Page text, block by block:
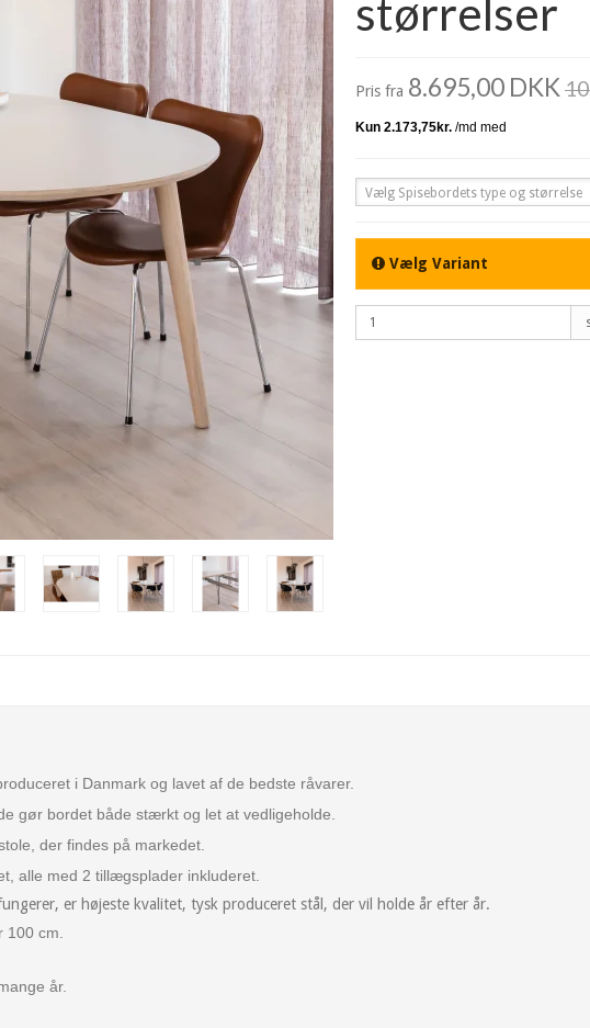
størrelser
Pris fra 8.695,00 DKK
Vælg Spisebordets type og størrelse
Vælg Variant
i Danmark og lavet af de bedste råvarer.
gør bordet både stærkt og let at vedligeholde.
der findes på markedet.
alle med 2 tillægsplader inkluderet.
er højeste kvalitet, tysk produceret stål, der vil holde år efter år.
cm.
år.